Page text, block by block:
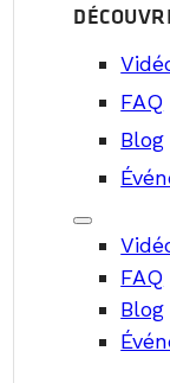
FAQ
Blog
FAQ
Blog